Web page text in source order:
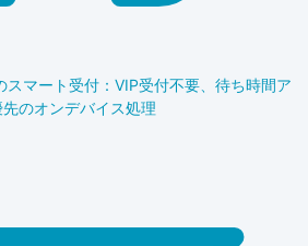
スマート受付：VIP受付不要、待ち時間ア
のオンデバイス処理